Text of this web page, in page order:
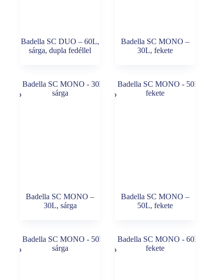
Badella SC DUO – 60L,
sárga, dupla fedéllel
Badella SC MONO –
30L, fekete
Badella SC MONO –
30L, sárga
Badella SC MONO –
50L, fekete